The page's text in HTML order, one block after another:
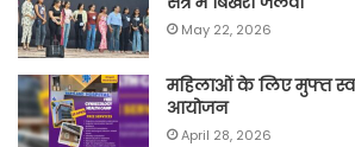
May 22, 2026
महिलाओं के लिए मुफ्त
आयोजन
April 28, 2026